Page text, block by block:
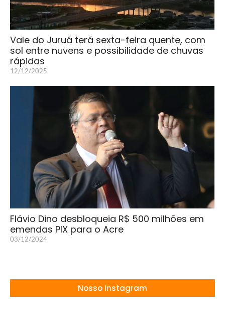
Vale do Juruá terá sexta-feira quente, com
sol entre nuvens e possibilidade de chuvas
rápidas
12/12/2025
Flávio Dino desbloqueia R$ 500 milhões em
emendas PIX para o Acre
03/12/2024
Nosso Instagram